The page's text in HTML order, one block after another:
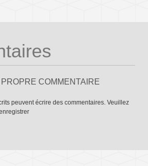
COMMENTAIRE
peuvent écrire des commentaires. Veuillez